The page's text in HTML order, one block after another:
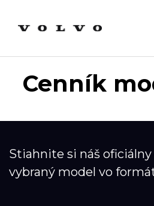
Cenník
Stiahnite si náš
vybraný model vo